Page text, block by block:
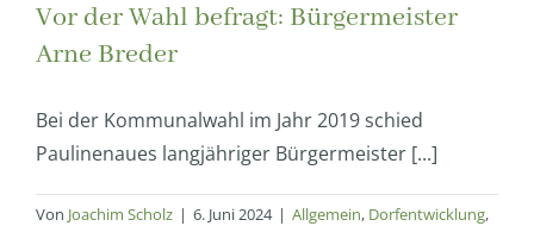
Vor der Wahl befragt: Bürgermeister
Arne Breder
Bei der Kommunalwahl im Jahr 2019 schied
Paulinenaues langjähriger Bürgermeister [...]
Von Joachim Scholz | 6. Juni 2024 | Allgemein, Dorfentwicklung,